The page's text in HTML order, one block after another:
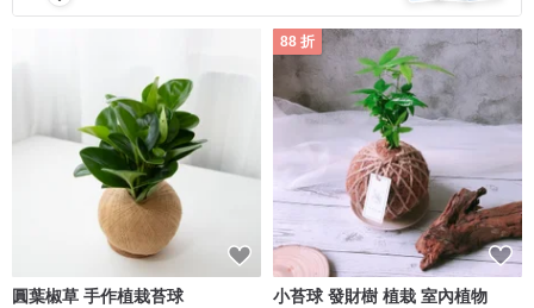
圓葉椒草 手作植栽苔球
88 折
小苔球 發財樹 植栽 室內植物